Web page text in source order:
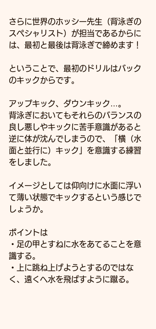
さらに世界のホッシー先生（背泳ぎの
スペシャリスト）が担当であるからに
は、最初と最後は背泳ぎで締めます！
ということで、最初のドリルはバック
のキックからです。
アップキック、ダウンキック…。
背泳ぎにおいてもそれらのバランスの
良し悪しやキックに苦手意識があると
逆に体が沈んでしまうので、「横（水
面と並行に）キック」を意識する練習
をしました。
イメージとしては仰向けに水面に浮い
て薄い状態でキックするという感じで
しょうか。
ポイントは
・足の甲とすねに水をあてることを意
識する。
・上に跳ね上げようとするのではな
く、遠くへ水を飛ばすように蹴る。